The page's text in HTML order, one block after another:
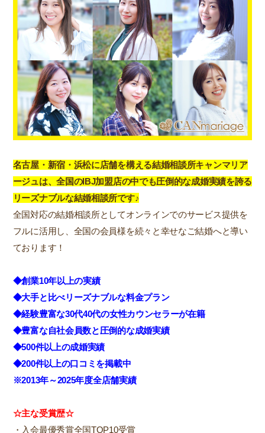
名古屋・新宿・浜松に店舗を構える結婚相談所キャンマリア
ージュは、全国のIBJ加盟店の中でも圧倒的な成婚実績を誇る
リーズナブルな結婚相談所です♪
全国対応の結婚相談所としてオンラインでのサービス提供を
フルに活用し、全国の会員様を続々と幸せなご結婚へと導い
ております！
◆創業10年以上の実績
◆大手と比べリーズナブルな料金プラン
◆経験豊富な30代40代の女性カウンセラーが在籍
◆豊富な自社会員数と圧倒的な成婚実績
◆500件以上の成婚実績
◆200件以上の口コミを掲載中
※2013年～2025年度全店舗実績
☆主な受賞歴☆
・入会最優秀賞全国TOP10受賞